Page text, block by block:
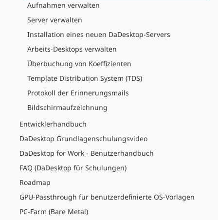
Aufnahmen verwalten
Server verwalten
Installation eines neuen DaDesktop-Servers
Arbeits-Desktops verwalten
Überbuchung von Koeffizienten
Template Distribution System (TDS)
Protokoll der Erinnerungsmails
Bildschirmaufzeichnung
Entwicklerhandbuch
DaDesktop Grundlagenschulungsvideo
DaDesktop for Work - Benutzerhandbuch
FAQ (DaDesktop für Schulungen)
Roadmap
GPU-Passthrough für benutzerdefinierte OS-Vorlagen
PC-Farm (Bare Metal)